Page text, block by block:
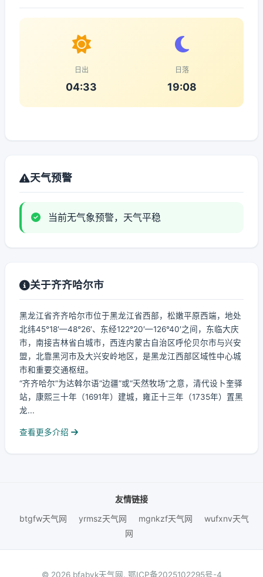
日出
04:33
日落
19:08
天气预警
当前无气象预警，天气平稳
关于齐齐哈尔市
黑龙江省齐齐哈尔市位于黑龙江省西部，松嫩平原西端，地处
北纬45°18′—48°26′、东经122°20′—126°40′之间，东临大庆
市，南接吉林省白城市，西连内蒙古自治区呼伦贝尔市与兴安
盟，北靠黑河市及大兴安岭地区，是黑龙江西部区域性中心城
市和重要交通枢纽。
“齐齐哈尔”为达斡尔语“边疆”或“天然牧场”之意，清代设卜奎驿
站，康熙三十年（1691年）建城，雍正十三年（1735年）置黑
龙...
查看更多介绍
友情链接
btgfw天气网
yrmsz天气网 mgnkzf天气网
wufxnv天气
网
© 2026 bfabyk天气网. 鄂ICP备2025102295号-4